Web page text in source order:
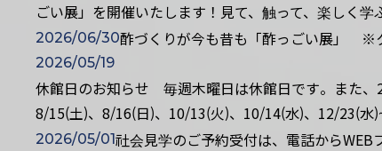
ごい展」を開催いたします！見て、触って、楽しく学
2026/06/30酢づくりが今も昔も「酢っごい展」 ※
2026/05/19
休館日のお知らせ 毎週木曜日は休館日です。また、
8/15(土)、8/16(日)、10/13(火)、10/14(水)、12/23(水
2026/05/01社会見学のご予約受付は、電話からWEB